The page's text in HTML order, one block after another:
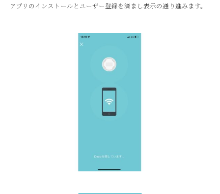
アプリのインストールとユーザー登録を済まし表示の通り進みます。